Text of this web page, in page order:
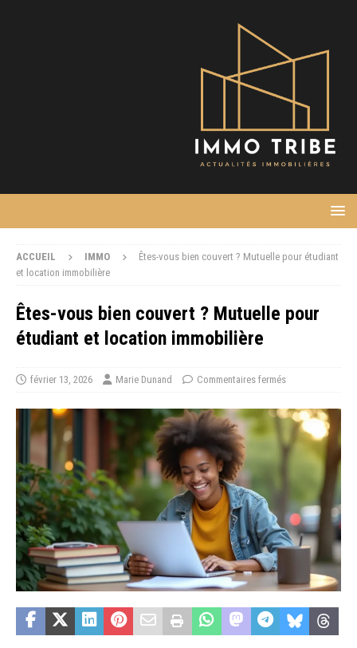
ACCUEIL IMMO
Êtes-vous bien couvert ? Mutuelle pour étudiant
et location immobilière
Êtes-vous bien couvert ? Mutuelle pour
étudiant et location immobilière
février 13, 2026 Marie Dunand Commentaires fermés